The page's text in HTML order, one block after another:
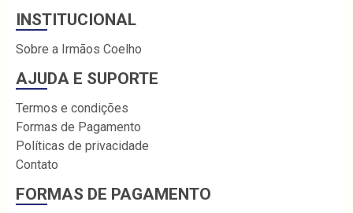
INSTITUCIONAL
Sobre a Irmãos Coelho
AJUDA E SUPORTE
Termos e condições
Formas de Pagamento
Políticas de privacidade
Contato
FORMAS DE PAGAMENTO